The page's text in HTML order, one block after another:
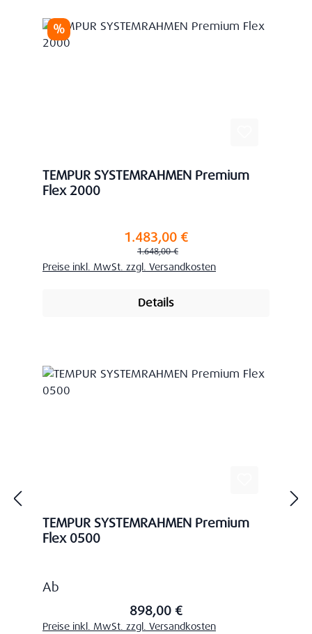
Rabatt
%
TEMPUR SYSTEMRAHMEN Premium
Flex 2000
Verkaufspreis:1.483,00 €
Regulärer Preis:
1.648,00 €
Preise inkl. MwSt. zzgl. Versandkosten
Details
TEMPUR SYSTEMRAHMEN Premium
Flex 0500
Regulärer Preis:
Ab
898,00 €
Preise inkl. MwSt. zzgl. Versandkosten